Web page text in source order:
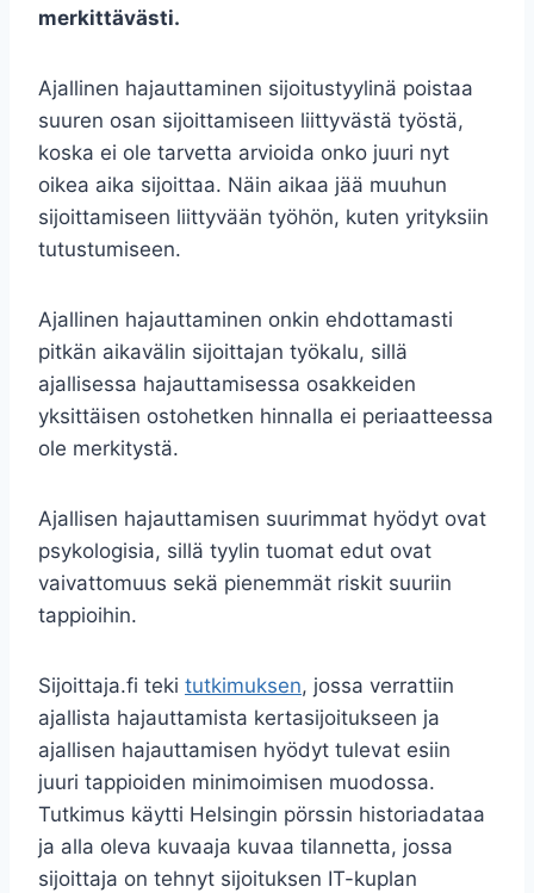
merkittävästi.
Ajallinen hajauttaminen sijoitustyylinä poistaa
suuren osan sijoittamiseen liittyvästä työstä,
koska ei ole tarvetta arvioida onko juuri nyt
oikea aika sijoittaa. Näin aikaa jää muuhun
sijoittamiseen liittyvään työhön, kuten yrityksiin
tutustumiseen.
Ajallinen hajauttaminen onkin ehdottamasti
pitkän aikavälin sijoittajan työkalu, sillä
ajallisessa hajauttamisessa osakkeiden
yksittäisen ostohetken hinnalla ei periaatteessa
ole merkitystä.
Ajallisen hajauttamisen suurimmat hyödyt ovat
psykologisia, sillä tyylin tuomat edut ovat
vaivattomuus sekä pienemmät riskit suuriin
tappioihin.
Sijoittaja.fi teki tutkimuksen, jossa verrattiin
ajallista hajauttamista kertasijoitukseen ja
ajallisen hajauttamisen hyödyt tulevat esiin
juuri tappioiden minimoimisen muodossa.
Tutkimus käytti Helsingin pörssin historiadataa
ja alla oleva kuvaaja kuvaa tilannetta, jossa
sijoittaja on tehnyt sijoituksen IT-kuplan